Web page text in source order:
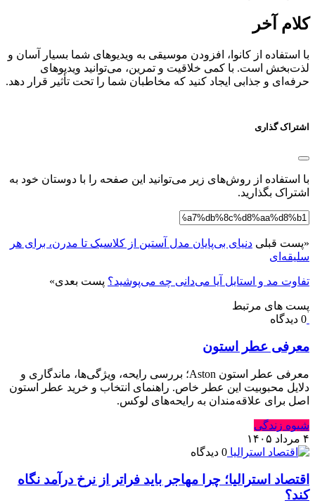
کلام آخر
با استفاده از کانوا، افزودن موسیقی به ویدیوهای شما بسیار آسان و
لذت‌بخش است. با کمی خلاقیت و تمرین، می‌توانید ویدیوهای
حرفه‌ای و جذابی ایجاد کنید که مخاطبان شما را تحت تأثیر قرار دهد.
اشتراک گذاری
با استفاده از روش‌های زیر می‌توانید این صفحه را با دوستان خود به
اشتراک بگذارید.
«پست قبلی دنیای بی‌پایان مدل آستین از کلاسیک تا مدرن، برای هر
سلیقه‌ای
تفاوت مد و استایل آیا می‌دانی چه می‌پوشید؟ پست بعدی»
پست های مرتبط
0 دیدگاه
معرفی عطر استون
معرفی عطر استون Aston؛ بررسی رایحه، ویژگی‌ها، ماندگاری و
دلایل محبوبیت این عطر خاص. راهنمای انتخاب و خرید عطر استون
اصل برای علاقه‌مندان به رایحه‌های لوکس.
شیوه زندگی
۴ مرداد ۱۴۰۵
0 دیدگاه
اقتصاد استرالیا⁠؛ چرا مهاجر باید فراتر از نرخ درآمد نگاه
کند⁠؟‏